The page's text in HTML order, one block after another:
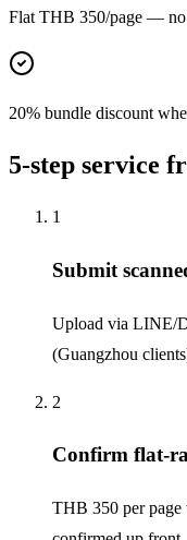
Flat THB 350/page — no
20% bundle discount
5-step service
1
Submit
Upload via LINE/
(Guangzhou
2
Confirm flat-
THB 350 per page